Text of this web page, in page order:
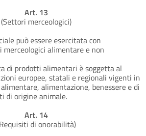
Art. 13
(Settori merceologici)
può essere esercitata con
alimentare e non
di prodotti alimentari è soggetta al
europee, statali e regionali vigenti in
alimentazione, benessere e di
di origine animale.
Art. 14
di onorabilità)